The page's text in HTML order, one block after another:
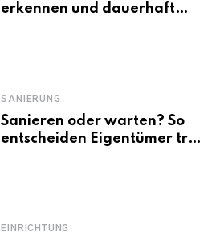
erkennen und dauerhaft
SANIERUNG
Sanieren oder warten? So
entscheiden Eigentümer trotz
EINRICHTUNG